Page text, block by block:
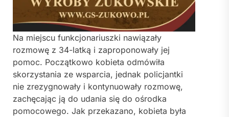
Na miejscu funkcjonariuszki nawiązały
rozmowę z 34-latką i zaproponowały jej
pomoc. Początkowo kobieta odmówiła
skorzystania ze wsparcia, jednak policjantki
nie zrezygnowały i kontynuowały rozmowę,
zachęcając ją do udania się do ośrodka
pomocowego. Jak przekazano, kobieta była